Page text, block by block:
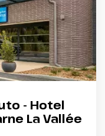
- Hotel
La Vallée